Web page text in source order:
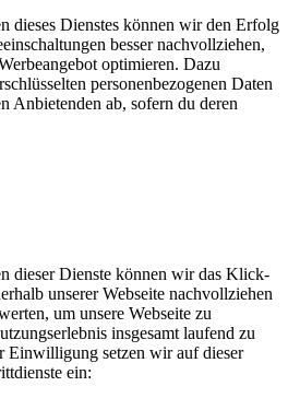
dieses Dienstes können wir den Erfolg
besser nachvollziehen,
optimieren. Dazu
personenbezogenen Daten
Anbietenden ab, sofern du deren
dieser Dienste können wir das Klick-
unserer Webseite nachvollziehen
um unsere Webseite zu
insgesamt laufend zu
Einwilligung setzen wir auf dieser
ein: